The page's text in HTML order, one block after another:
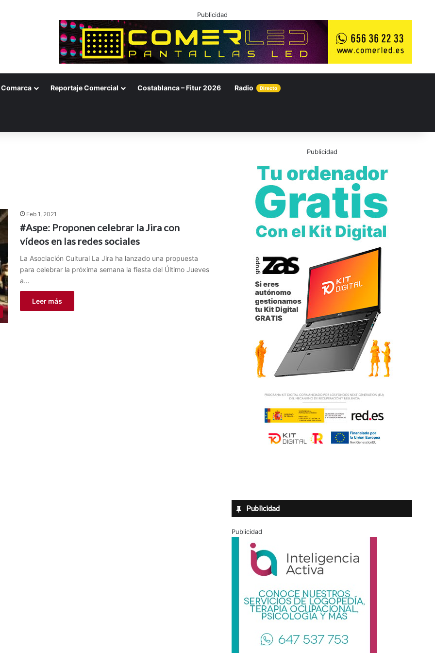
Publicidad
Comarca Reportaje Comercial Costablanca – Fitur 2026 Radio Directo
Feb 1, 2021
#Aspe: Proponen celebrar la Jira con
vídeos en las redes sociales
La Asociación Cultural La Jira ha lanzado una propuesta
para celebrar la próxima semana la fiesta del Último Jueves
a…
Leer más
Publicidad
Publicidad
Publicidad